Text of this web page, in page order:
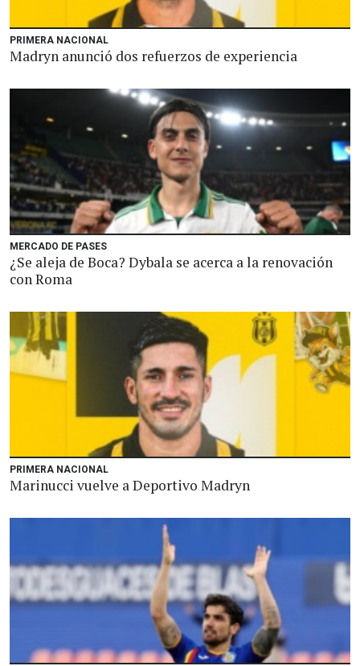
PRIMERA NACIONAL
Madryn anunció dos refuerzos de experiencia
MERCADO DE PASES
¿Se aleja de Boca? Dybala se acerca a la renovación
con Roma
PRIMERA NACIONAL
Marinucci vuelve a Deportivo Madryn